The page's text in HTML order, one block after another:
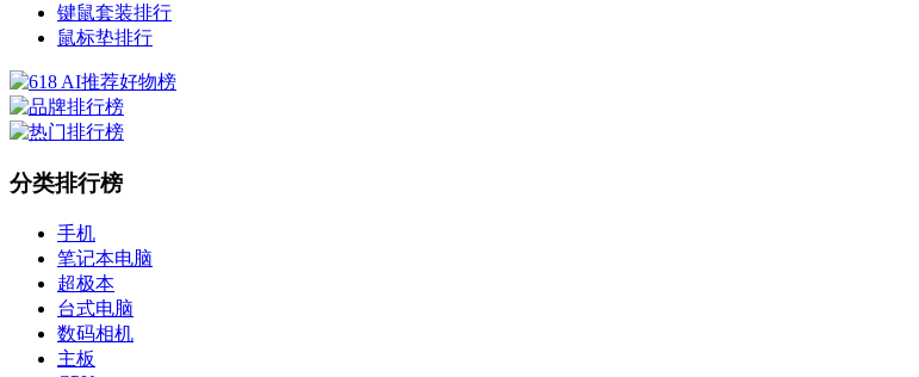
键鼠套装排行
鼠标垫排行
分类排行榜
手机
笔记本电脑
超极本
台式电脑
数码相机
主板